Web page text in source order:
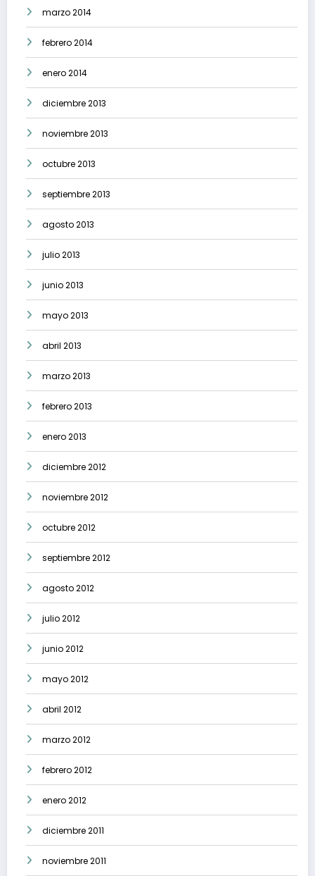
marzo 2014
febrero 2014
enero 2014
diciembre 2013
noviembre 2013
octubre 2013
septiembre 2013
agosto 2013
julio 2013
junio 2013
mayo 2013
abril 2013
marzo 2013
febrero 2013
enero 2013
diciembre 2012
noviembre 2012
octubre 2012
septiembre 2012
agosto 2012
julio 2012
junio 2012
mayo 2012
abril 2012
marzo 2012
febrero 2012
enero 2012
diciembre 2011
noviembre 2011